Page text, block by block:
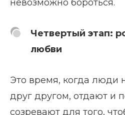
невозможно бороться.
Четвертый этап:
любви
Это время, когда люди
друг другом, отдают и
созревают для того,